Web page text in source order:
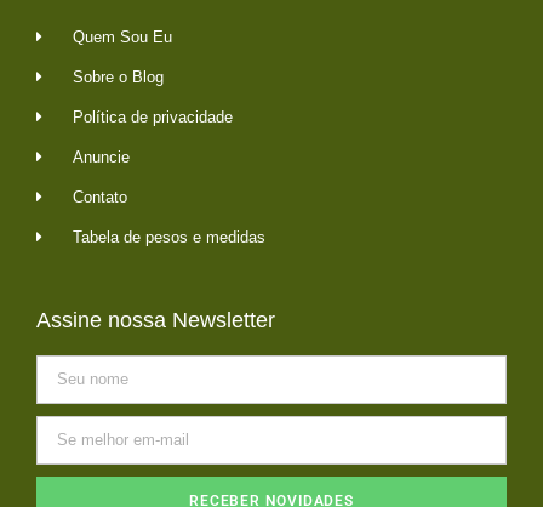
Quem Sou Eu
Sobre o Blog
Política de privacidade
Anuncie
Contato
Tabela de pesos e medidas
Assine nossa Newsletter
RECEBER NOVIDADES